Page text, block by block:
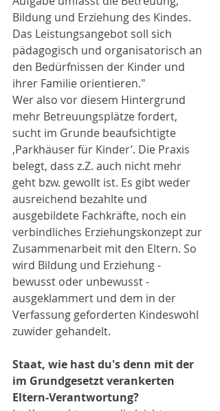
Bildung und Erziehung des Kindes.
Das Leistungsangebot soll sich
pädagogisch und organisatorisch an
den Bedürfnissen der Kinder und
ihrer Familie orientieren."
Wer also vor diesem Hintergrund
mehr Betreuungsplätze fordert,
sucht im Grunde beaufsichtigte
‚Parkhäuser für Kinder’. Die Praxis
belegt, dass z.Z. auch nicht mehr
geht bzw. gewollt ist. Es gibt weder
ausreichend bezahlte und
ausgebildete Fachkräfte, noch ein
verbindliches Erziehungskonzept zur
Zusammenarbeit mit den Eltern. So
wird Bildung und Erziehung -
bewusst oder unbewusst -
ausgeklammert und dem in der
Verfassung geforderten Kindeswohl
zuwider gehandelt.
Staat, wie hast du's denn mit der
im Grundgesetzt verankerten
Eltern-Verantwortung?